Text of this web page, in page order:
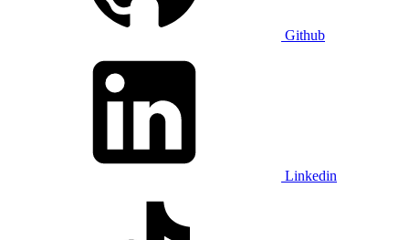
Github
Linkedin